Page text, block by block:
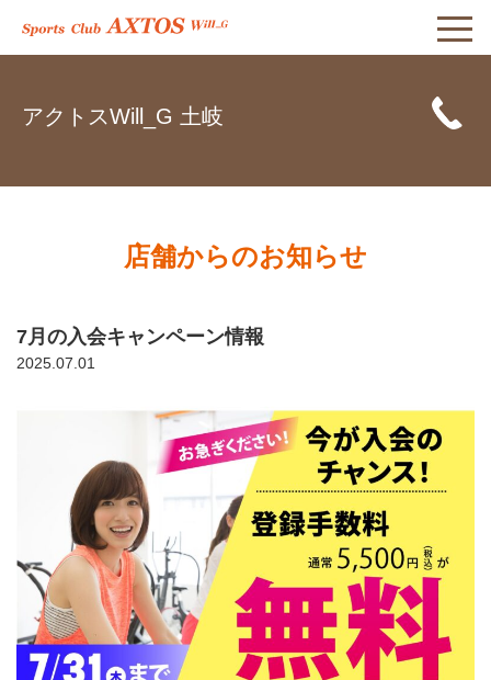
アクトスWill_G 土岐
店舗からのお知らせ
7月の入会キャンペーン情報
2025.07.01